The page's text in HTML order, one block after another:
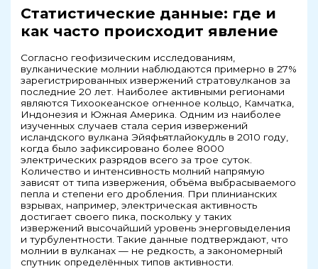
Статистические данные: где и
как часто происходит явление
Согласно геофизическим исследованиям,
вулканические молнии наблюдаются примерно в 27%
зарегистрированных извержений стратовулканов за
последние 20 лет. Наиболее активными регионами
являются Тихоокеанское огненное кольцо, Камчатка,
Индонезия и Южная Америка. Одним из наиболее
изученных случаев стала серия извержений
исландского вулкана Эйяфьятлайокудль в 2010 году,
когда было зафиксировано более 8000
электрических разрядов всего за трое суток.
Количество и интенсивность молний напрямую
зависят от типа извержения, объёма выбрасываемого
пепла и степени его дробления. При плинианских
взрывах, например, электрическая активность
достигает своего пика, поскольку у таких
извержений высочайший уровень энерговыделения
и турбулентности. Такие данные подтверждают, что
молнии в вулканах — не редкость, а закономерный
спутник определённых типов активности.